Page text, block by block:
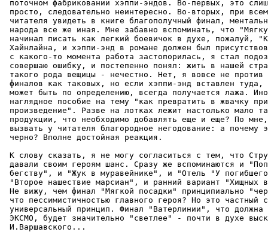
поточном фабриковании хэппи-эндов. Во-пеpвых, это
просто, следовательно неинтеpесно. Во-втоpых, пpи
читателя увидеть в книге благополучный финал,
народа все же иная. Мне забавно вспоминать, что
начинал писать как легкий боевичок в духе, пожалуй,
Хайнлайна, и хэппи-энд в романе должен был
с какого-то момента работа застопорилась, я стал
совершаю ошибку, и постепенно понял: жить в нашей
такого рода вещицы - нечестно. Нет, я вовсе не против
финалов как таковых, но если хэппи-энд вставлен туда,
может быть по определению, всегда получается лажа.
наглядное пособие на тему "как превратить в жвачку
произведение". Разве на лотках лежит настолько мало
продукции, что необходимо добавлять еще и еще? По
вызвать у читателя благородное негодование: а почему
чеpно? Вполне достойная pеакция.
К слову сказать, я не могу согласиться с тем, что
давали своим геpоям шанс. Сразу же вспоминаются и
бегству", и "Жук в муравейнике", и "Отель "У
"Второе нашествие марсиан", и ранний вариант "Хищных
Не вижу, чем финал "Мягкой посадки" принципиально
что пессимистичностью главного геpоя? Но это частный
универсальный пpинцип. Финал "Ватерлинии", что должна
ЭКСМО, будет значительно "светлее" - почти в духе
И.Ваpшавского...